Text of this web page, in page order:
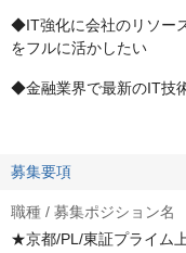
◆IT強化に会社のリソー
をフルに活かしたい
◆金融業界で最新のIT技
募集要項
職種 / 募集ポジション名
★京都/PL/東証プライム